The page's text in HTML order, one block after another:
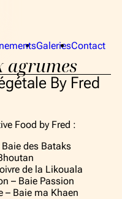
Publics
Privés
GaleriesContact
agrumes
By Fred
Food by Fred :
des Bataks
de la Likouala
– Baie Passion
– Baie ma Khaen